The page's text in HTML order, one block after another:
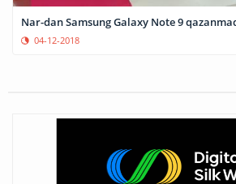
Nar-dan Samsung Galaxy Note 9
04-12-2018